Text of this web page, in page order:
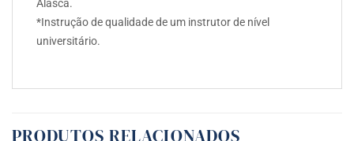
Alasca.
*Instrução de qualidade de um instrutor de nível
universitário.
PRODUTOS RELACIONADOS